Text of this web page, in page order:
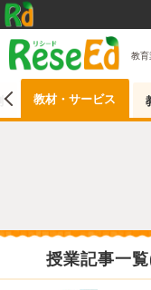
教育
教材・サービス
授業記事一